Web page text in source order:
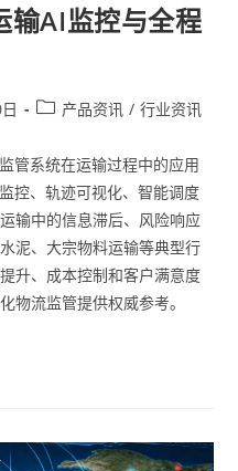
输AI监控与全程
产品资讯 / 行业资讯
管系统在运输过程中的应用
控、轨迹可视化、智能调度
输中的信息滞后、风险响应
泥、大宗物料运输等典型行
升、成本控制和客户满意度
物流监管提供权威参考。